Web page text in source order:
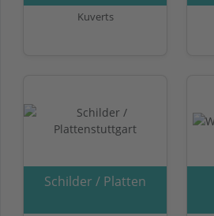
Kuverts
Schilder / Platten